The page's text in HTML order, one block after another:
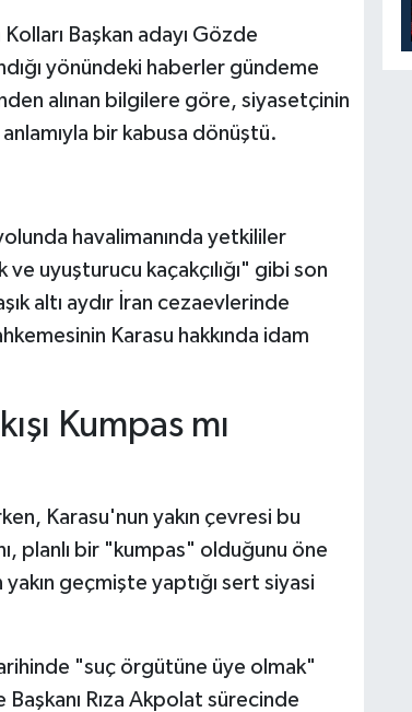
Başkan adayı Gözde
yönündeki haberler gündeme
alınan bilgilere göre, siyasetçinin
bir kabusa dönüştü.
havalimanında yetkililer
ve uyuşturucu kaçakçılığı" gibi son
altı aydır İran cezaevlerinde
Karasu hakkında idam
Kumpas mı
Karasu'nun yakın çevresi bu
planlı bir "kumpas" olduğunu öne
geçmişte yaptığı sert siyasi
"suç örgütüne üye olmak"
Başkanı Rıza Akpolat sürecinde